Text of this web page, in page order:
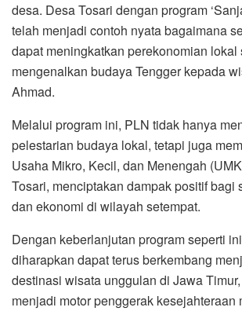
desa. Desa Tosari dengan program
telah menjadi contoh nyata bagaimana
dapat meningkatkan perekonomian lokal
mengenalkan budaya Tengger kepada
Ahmad.
Melalui program ini, PLN tidak hanya
pelestarian budaya lokal, tetapi juga
Usaha Mikro, Kecil, dan Menengah
Tosari, menciptakan dampak positif bagi
dan ekonomi di wilayah setempat.
Dengan keberlanjutan program seperti
diharapkan dapat terus berkembang
destinasi wisata unggulan di Jawa
menjadi motor penggerak kesejahteraan